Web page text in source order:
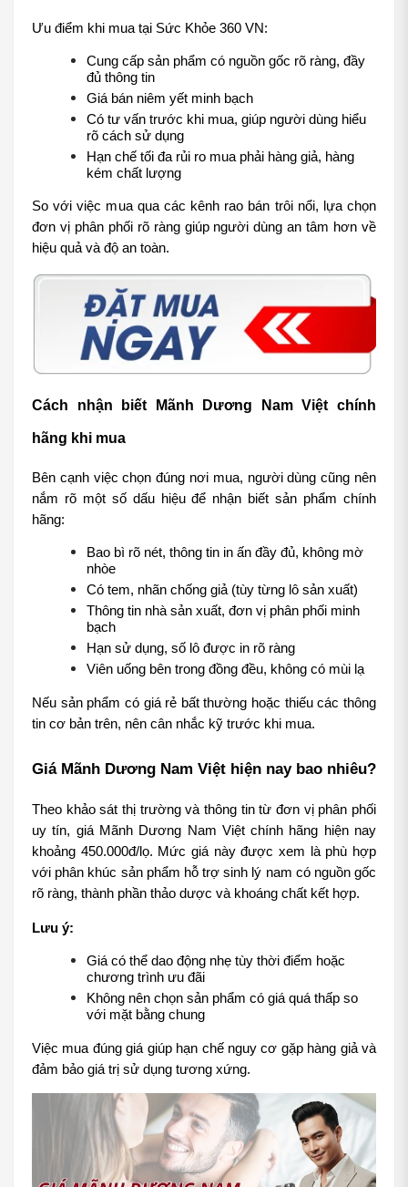
Ưu điểm khi mua tại Sức Khỏe 360 VN:
Cung cấp sản phẩm có nguồn gốc rõ ràng, đầy
đủ thông tin
Giá bán niêm yết minh bạch
Có tư vấn trước khi mua, giúp người dùng hiểu
rõ cách sử dụng
Hạn chế tối đa rủi ro mua phải hàng giả, hàng
kém chất lượng
So với việc mua qua các kênh rao bán trôi nổi, lựa chọn
đơn vị phân phối rõ ràng giúp người dùng an tâm hơn về
hiệu quả và độ an toàn.
Cách nhận biết Mãnh Dương Nam Việt chính
hãng khi mua
Bên cạnh việc chọn đúng nơi mua, người dùng cũng nên
nắm rõ một số dấu hiệu để nhận biết sản phẩm chính
hãng:
Bao bì rõ nét, thông tin in ấn đầy đủ, không mờ
nhòe
Có tem, nhãn chống giả (tùy từng lô sản xuất)
Thông tin nhà sản xuất, đơn vị phân phối minh
bạch
Hạn sử dụng, số lô được in rõ ràng
Viên uống bên trong đồng đều, không có mùi lạ
Nếu sản phẩm có giá rẻ bất thường hoặc thiếu các thông
tin cơ bản trên, nên cân nhắc kỹ trước khi mua.
Giá Mãnh Dương Nam Việt hiện nay bao nhiêu?
Theo khảo sát thị trường và thông tin từ đơn vị phân phối
uy tín, giá Mãnh Dương Nam Việt chính hãng hiện nay
khoảng 450.000đ/lọ. Mức giá này được xem là phù hợp
với phân khúc sản phẩm hỗ trợ sinh lý nam có nguồn gốc
rõ ràng, thành phần thảo dược và khoáng chất kết hợp.
Lưu ý:
Giá có thể dao động nhẹ tùy thời điểm hoặc
chương trình ưu đãi
Không nên chọn sản phẩm có giá quá thấp so
với mặt bằng chung
Việc mua đúng giá giúp hạn chế nguy cơ gặp hàng giả và
đảm bảo giá trị sử dụng tương xứng.